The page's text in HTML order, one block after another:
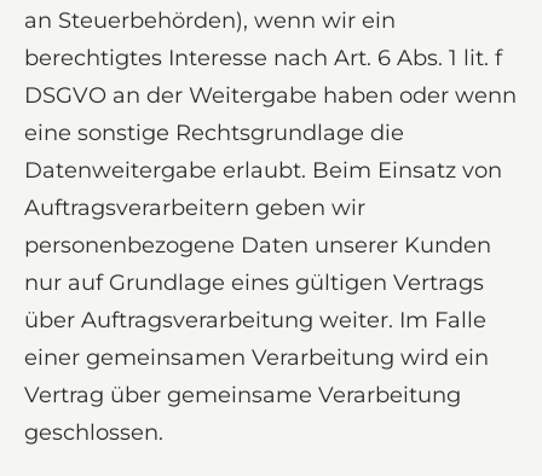
an Steuerbehörden), wenn wir ein
berechtigtes Interesse nach Art. 6 Abs. 1 lit. f
DSGVO an der Weitergabe haben oder wenn
eine sonstige Rechtsgrundlage die
Datenweitergabe erlaubt. Beim Einsatz von
Auftragsverarbeitern geben wir
personenbezogene Daten unserer Kunden
nur auf Grundlage eines gültigen Vertrags
über Auftragsverarbeitung weiter. Im Falle
einer gemeinsamen Verarbeitung wird ein
Vertrag über gemeinsame Verarbeitung
geschlossen.